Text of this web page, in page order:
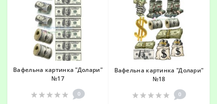
Вафельна картинка "Долари"
№17
0
Вафельна картинка "Долари"
№18
0